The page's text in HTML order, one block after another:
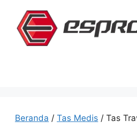
Beranda / Tas Medis / Tas